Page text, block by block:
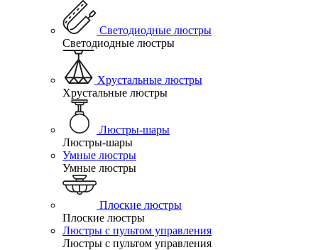
Светодиодные люстры
Светодиодные люстры
Хрустальные люстры
Хрустальные люстры
Люстры-шары
Люстры-шары
Умные люстры
Умные люстры
Плоские люстры
Плоские люстры
Люстры с пультом управления
Люстры с пультом управления